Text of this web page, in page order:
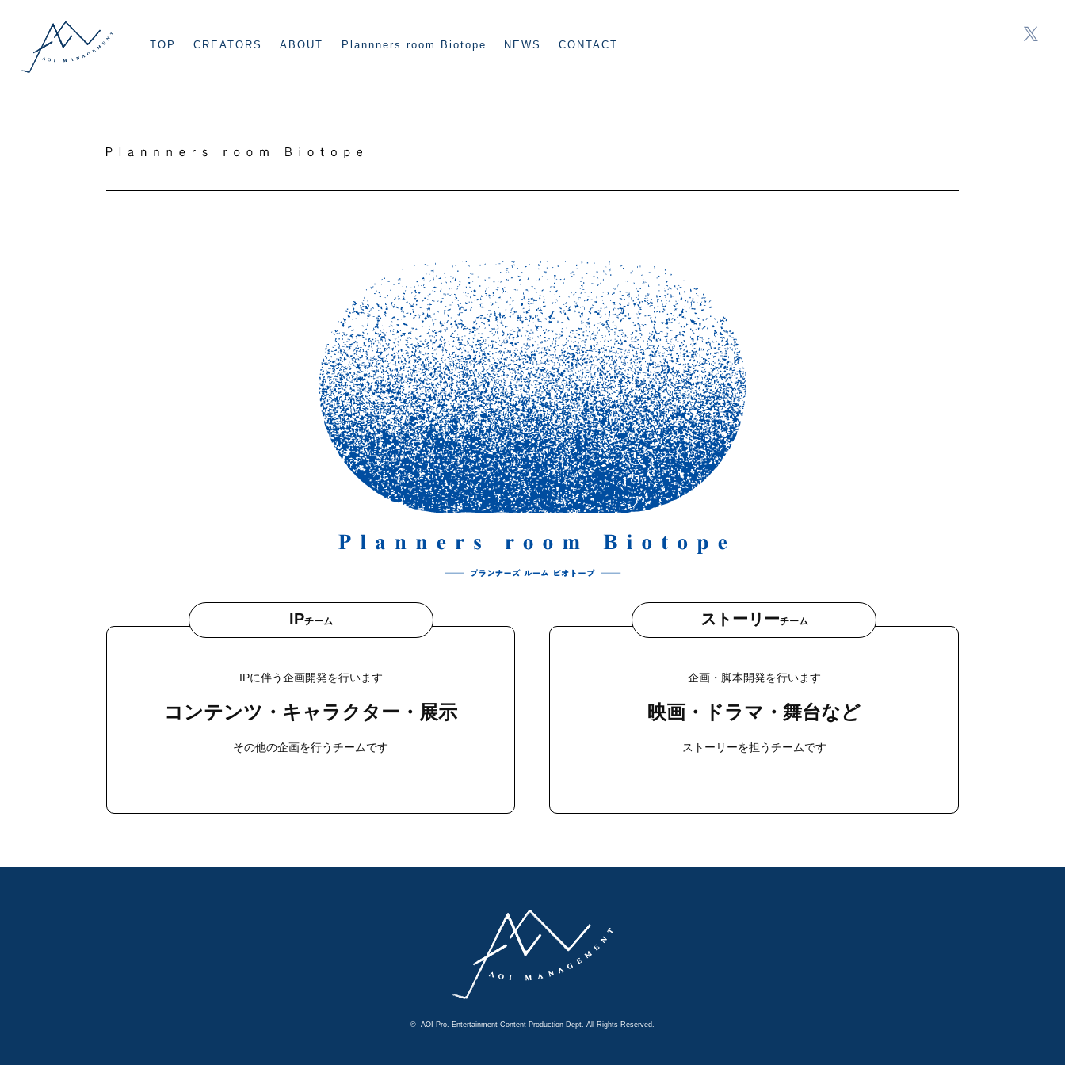
TOP CREATORS ABOUT Plannners room Biotope NEWS CONTACT
IPチーム
IPに伴う企画開発を行います
コンテンツ・キャラクター・展示
その他の企画を行うチームです
ストーリーチーム
企画・脚本開発を行います
映画・ドラマ・舞台など
ストーリーを担うチームです
© AOI Pro. Entertainment Content Production Dept. All Rights Reserved.